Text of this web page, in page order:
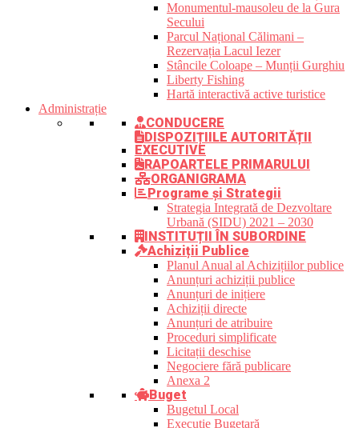
Monumentul-mausoleu de la Gura
Secului
Parcul Național Călimani –
Rezervația Lacul Iezer
Stâncile Coloape – Munții Gurghiu
Liberty Fishing
Hartă interactivă active turistice
Administrație
CONDUCERE
DISPOZIȚIILE AUTORITĂȚII
EXECUTIVE
RAPOARTELE PRIMARULUI
ORGANIGRAMA
Programe și Strategii
Strategia Integrată de Dezvoltare
Urbană (SIDU) 2021 – 2030
INSTITUȚII ÎN SUBORDINE
Achiziții Publice
Planul Anual al Achizițiilor publice
Anunțuri achiziții publice
Anunțuri de inițiere
Achiziții directe
Anunțuri de atribuire
Proceduri simplificate
Licitații deschise
Negociere fără publicare
Anexa 2
Buget
Bugetul Local
Execuție Bugetară